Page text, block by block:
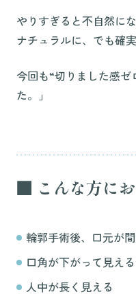
やりすぎると不自然に
ナチュラルに、でも確
今回も“切りました感
た。」
■ こんな方に
輪郭手術後、口元が
口角が下がって見える
人中が長く見える